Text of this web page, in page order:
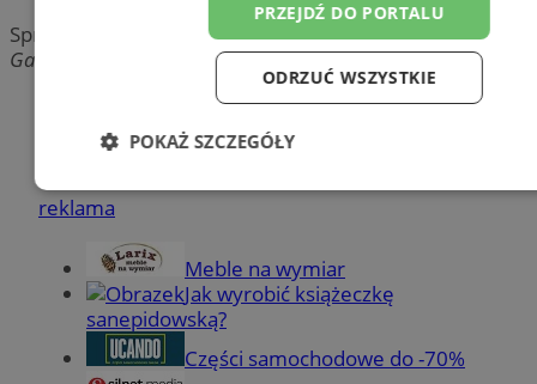
Sprzęt sportowy, rowery, narty
Gałeczki, 41-500 Chorzów
Pozostałe firmy w kategorii
reklama
Meble na wymiar
Jak wyrobić książeczkę
sanepidowską?
Części samochodowe do -70%
PRZEJDŹ DO PORTALU
ODRZUĆ WSZYSTKIE
POKAŻ SZCZEGÓŁY
Niezbędne Wydajność
Funkcjonalność